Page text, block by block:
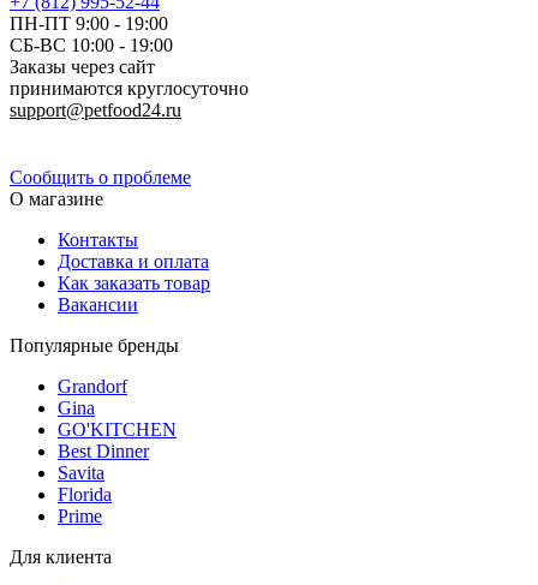
ПН-ПТ 9:00 - 19:00
СБ-ВС 10:00 - 19:00
Заказы через сайт
принимаются круглосуточно
support@petfood24.ru
Сообщить о проблеме
О магазине
Контакты
Доставка и оплата
Как заказать товар
Вакансии
Популярные бренды
Grandorf
Gina
GO'KITCHEN
Best Dinner
Savita
Florida
Prime
Для клиента